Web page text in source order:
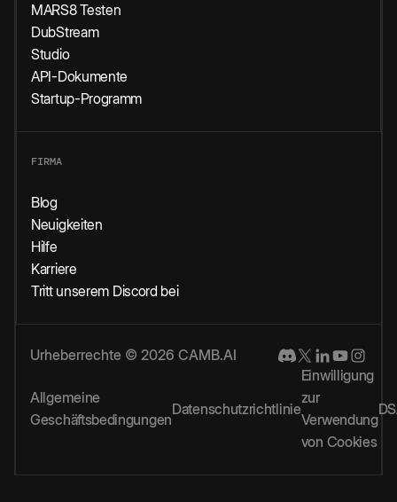
MARS8 Testen
DubStream
Studio
API-Dokumente
Startup-Programm
FIRMA
Blog
Neuigkeiten
Hilfe
Karriere
Tritt unserem Discord bei
Urheberrechte © 2026 CAMB.AI
Allgemeine
Geschäftsbedingungen
Datenschutzrichtlinie
Einwilligung
zur
Verwendung
von Cookies